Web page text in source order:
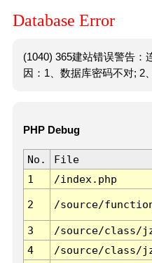
Database Error
(1040) 365建站错误警告：
因：1、数据库密码不对; 2
PHP Debug
No. File
1
/index.php
2 /source/
3 /source/class/
4
/source/class/